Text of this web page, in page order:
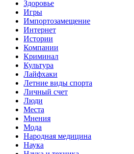
Здоровье
Игры
Импортозамещение
Интернет
Истории
Компании
Криминал
Культура
Лайфхаки
Летние виды спорта
Личный счет
Люди
Места
Мнения
Мода
Народная медицина
Наука